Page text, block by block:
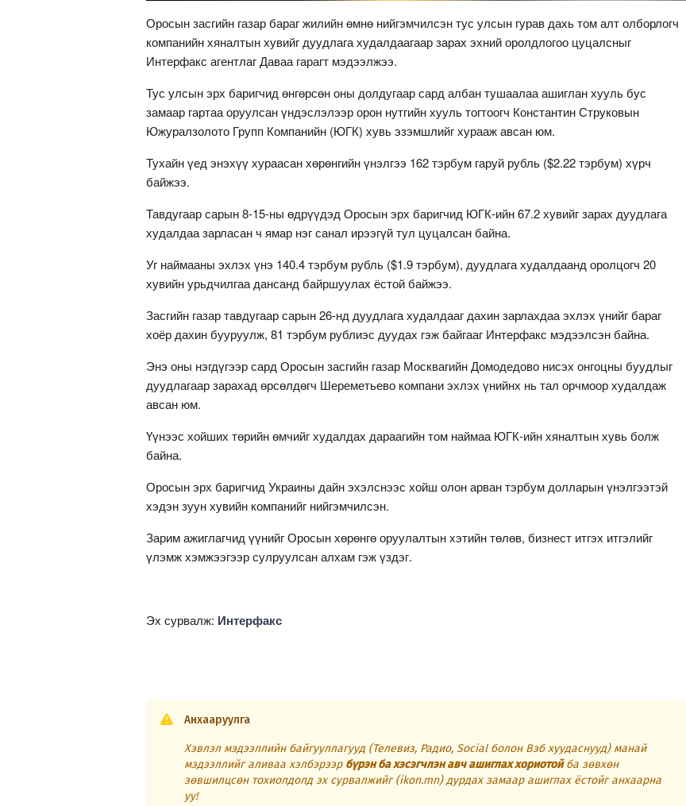
Оросын засгийн газар бараг жилийн өмнө нийгэмчилсэн тус улсын гурав дахь том алт олборлогч
компанийн хяналтын хувийг дуудлага худалдаагаар зарах эхний оролдлогоо цуцалсныг
Интерфакс агентлаг Даваа гарагт мэдээлжээ.
Тус улсын эрх баригчид өнгөрсөн оны долдугаар сард албан тушаалаа ашиглан хууль бус
замаар гартаа оруулсан үндэслэлээр орон нутгийн хууль тогтоогч Константин Струковын
Южуралзолото Групп Компанийн (ЮГК) хувь эзэмшлийг хурааж авсан юм.
Тухайн үед энэхүү хураасан хөрөнгийн үнэлгээ 162 тэрбум гаруй рубль ($2.22 тэрбум) хүрч
байжээ.
Тавдугаар сарын 8-15-ны өдрүүдэд Оросын эрх баригчид ЮГК-ийн 67.2 хувийг зарах дуудлага
худалдаа зарласан ч ямар нэг санал ирээгүй тул цуцалсан байна.
Уг наймааны эхлэх үнэ 140.4 тэрбум рубль ($1.9 тэрбум), дуудлага худалдаанд оролцогч 20
хувийн урьдчилгаа дансанд байршуулах ёстой байжээ.
Засгийн газар тавдугаар сарын 26-нд дуудлага худалдааг дахин зарлахдаа эхлэх үнийг бараг
хоёр дахин бууруулж, 81 тэрбум рублиэс дуудах гэж байгааг Интерфакс мэдээлсэн байна.
Энэ оны нэгдүгээр сард Оросын засгийн газар Москвагийн Домодедово нисэх онгоцны буудлыг
дуудлагаар зарахад өрсөлдөгч Шереметьево компани эхлэх үнийнх нь тал орчмоор худалдаж
авсан юм.
Үүнээс хойших төрийн өмчийг худалдах дараагийн том наймаа ЮГК-ийн хяналтын хувь болж
байна.
Оросын эрх баригчид Украины дайн эхэлснээс хойш олон арван тэрбум долларын үнэлгээтэй
хэдэн зуун хувийн компанийг нийгэмчилсэн.
Зарим ажиглагчид үүнийг Оросын хөрөнгө оруулалтын хэтийн төлөв, бизнест итгэх итгэлийг
үлэмж хэмжээгээр сулруулсан алхам гэж үздэг.
Эх сурвалж: Интерфакс
Анхааруулга
Хэвлэл мэдээллийн байгууллагууд (Телевиз, Радио, Social болон Вэб хуудаснууд) манай
мэдээллийг аливаа хэлбэрээр бүрэн ба хэсэгчлэн авч ашиглах хориотойба зөвхөн
зөвшилцсөн тохиолдолд эх сурвалжийг (ikon.mn) дурдах замаар ашиглах ёстойг анхаарна
уу!